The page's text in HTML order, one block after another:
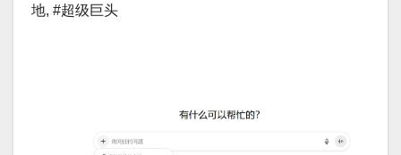
地, #超级巨头